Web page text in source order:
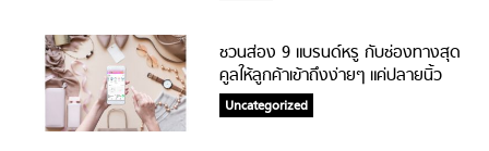
ชวนส่อง 9 แบรนด์หรู กับช่องทางสุด
คูลให้ลูกค้าเข้าถึงง่ายๆ แค่ปลายนิ้ว
Uncategorized